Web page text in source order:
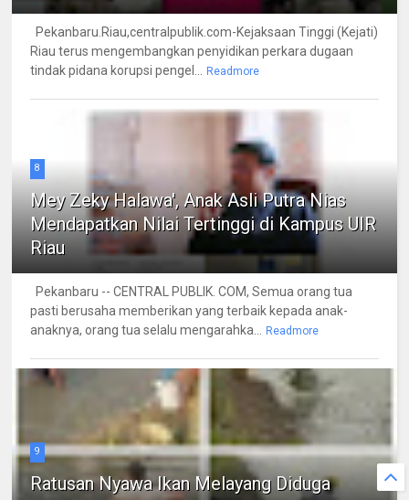
Pekanbaru.Riau,centralpublik.com-Kejaksaan Tinggi (Kejati)
Riau terus mengembangkan penyidikan perkara dugaan
tindak pidana korupsi pengel...
Readmore
8
Mey Zeky Halawa', Anak Asli Putra Nias
Mendapatkan Nilai Tertinggi di Kampus UIR
Riau
Pekanbaru -- CENTRAL PUBLIK. COM, Semua orang tua
pasti berusaha memberikan yang terbaik kepada anak-
anaknya, orang tua selalu mengarahka...
Readmore
9
Ratusan Nyawa Ikan Melayang Diduga